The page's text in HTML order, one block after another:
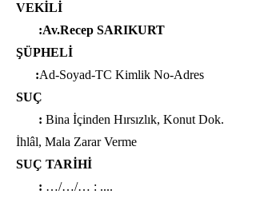
VEKİLİ
:Av.Recep SARIKURT
ŞÜPHELİ
:Ad-Soyad-TC Kimlik No-Adres
SUÇ
: Bina İçinden Hırsızlık, Konut Dok.
İhlâl, Mala Zarar Verme
SUÇ TARİHİ
: …/…/… : ....